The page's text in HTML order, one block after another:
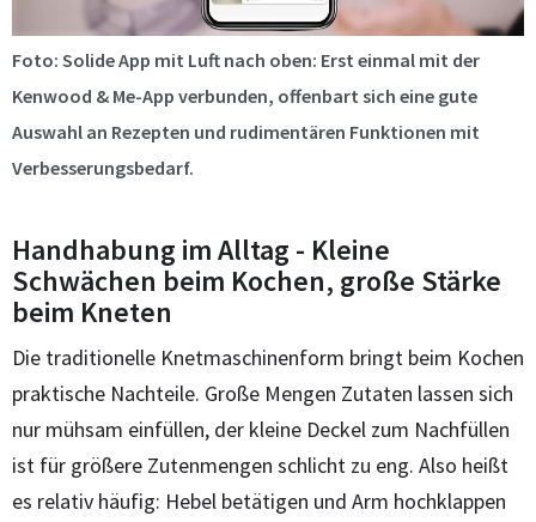
Foto: Solide App mit Luft nach oben: Erst einmal mit der
Kenwood & Me-App verbunden, offenbart sich eine gute
Auswahl an Rezepten und rudimentären Funktionen mit
Verbesserungsbedarf.
Handhabung im Alltag - Kleine
Schwächen beim Kochen, große Stärke
beim Kneten
Die traditionelle Knetmaschinenform bringt beim Kochen
praktische Nachteile. Große Mengen Zutaten lassen sich
nur mühsam einfüllen, der kleine Deckel zum Nachfüllen
ist für größere Zutenmengen schlicht zu eng. Also heißt
es relativ häufig: Hebel betätigen und Arm hochklappen